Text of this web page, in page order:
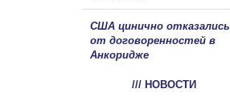
США цинично отказались
от договоренностей в
Анкоридже
/// НОВОСТИ